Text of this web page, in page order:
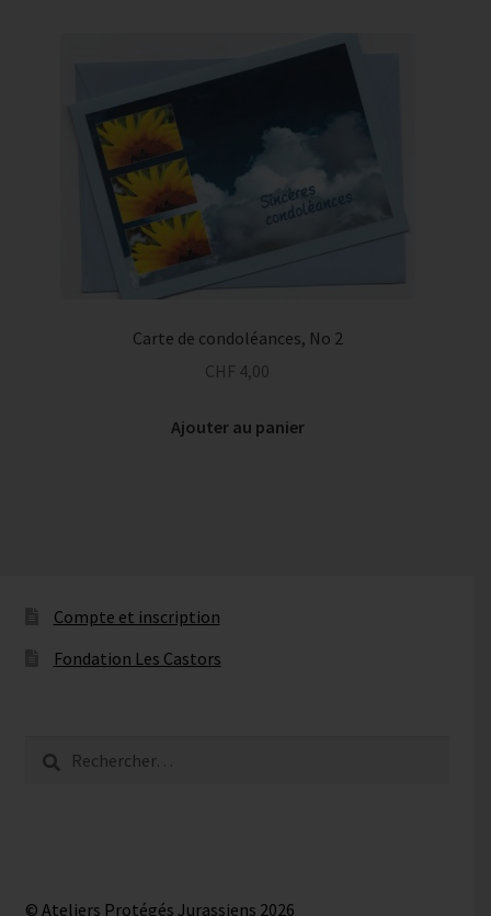
Carte de condoléances, No 2
CHF 4,00
Ajouter au panier
Compte et inscription
Fondation Les Castors
© Ateliers Protégés Jurassiens 2026